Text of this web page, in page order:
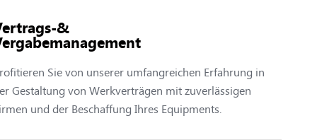
&
Sie von unserer umfangreichen Erfahrung in
Gestaltung von Werkverträgen mit zuverlässigen
und der Beschaffung Ihres Equipments.